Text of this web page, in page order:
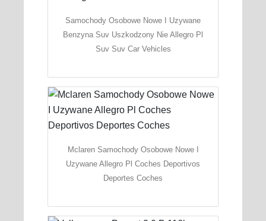
Samochody Osobowe Nowe I Uzywane
Benzyna Suv Uszkodzony Nie Allegro Pl
Suv Suv Car Vehicles
Mclaren Samochody Osobowe Nowe I
Uzywane Allegro Pl Coches Deportivos
Deportes Coches